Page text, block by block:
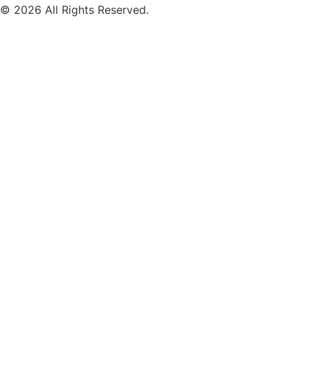
© 2026 All Rights Reserved.